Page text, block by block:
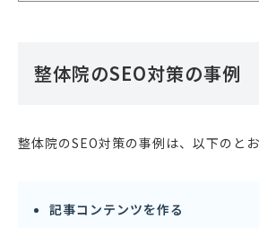
整体院のSEO対策の事例
整体院のSEO対策の事例は、以下のとお
記事コンテンツを作る